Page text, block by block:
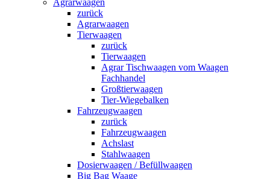
Agrarwaagen
zurück
Agrarwaagen
Tierwaagen
zurück
Tierwaagen
Agrar Tischwaagen vom Waagen
Fachhandel
Großtierwaagen
Tier-Wiegebalken
Fahrzeugwaagen
zurück
Fahrzeugwaagen
Achslast
Stahlwaagen
Dosierwaagen / Befüllwaagen
Big Bag Waage